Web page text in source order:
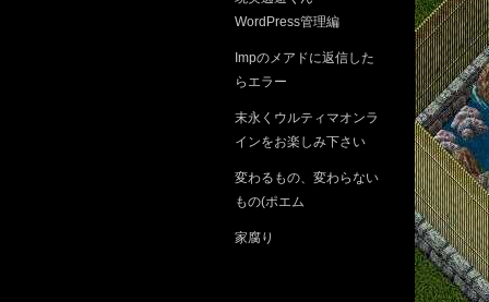
WordPress管理編
Impのメアドに返信した
らエラー
末永くウルティマオンラ
インをお楽しみ下さい
変わるもの、変わらない
もの(ポエム
家腐り